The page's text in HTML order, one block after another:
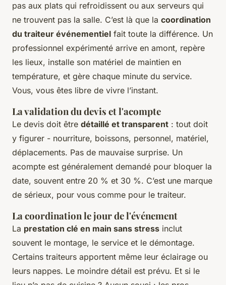
pas aux plats qui refroidissent ou aux serveurs qui
ne trouvent pas la salle. C’est là que la coordination
du traiteur événementiel fait toute la différence. Un
professionnel expérimenté arrive en amont, repère
les lieux, installe son matériel de maintien en
température, et gère chaque minute du service.
Vous, vous êtes libre de vivre l’instant.
La validation du devis et l'acompte
Le devis doit être détaillé et transparent : tout doit
y figurer - nourriture, boissons, personnel, matériel,
déplacements. Pas de mauvaise surprise. Un
acompte est généralement demandé pour bloquer la
date, souvent entre 20 % et 30 %. C’est une marque
de sérieux, pour vous comme pour le traiteur.
La coordination le jour de l'événement
La prestation clé en main sans stress inclut
souvent le montage, le service et le démontage.
Certains traiteurs apportent même leur éclairage ou
leurs nappes. Le moindre détail est prévu. Et si le